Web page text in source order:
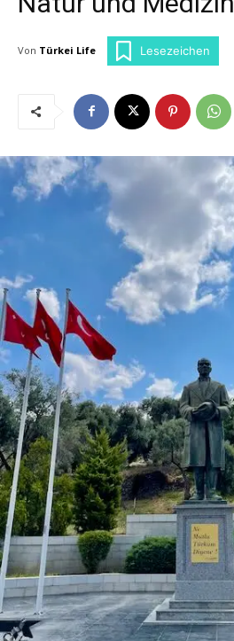
Von Türkei Life Lesezeichen